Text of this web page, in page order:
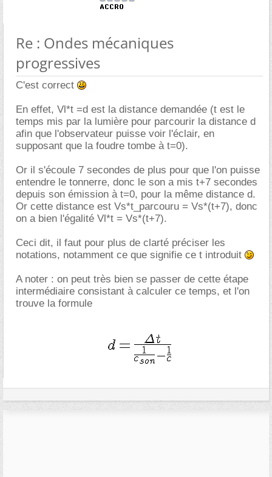
Re : Ondes mécaniques
progressives
C'est correct
En effet, Vl*t =d est la distance demandée (t est le
temps mis par la lumière pour parcourir la distance d
afin que l'observateur puisse voir l'éclair, en
supposant que la foudre tombe à t=0).
Or il s'écoule 7 secondes de plus pour que l'on puisse
entendre le tonnerre, donc le son a mis t+7 secondes
depuis son émission à t=0, pour la même distance d.
Or cette distance est Vs*t_parcouru = Vs*(t+7), donc
on a bien l'égalité Vl*t = Vs*(t+7).
Ceci dit, il faut pour plus de clarté préciser les
notations, notamment ce que signifie ce t introduit
A noter : on peut très bien se passer de cette étape
intermédiaire consistant à calculer ce temps, et l'on
trouve la formule